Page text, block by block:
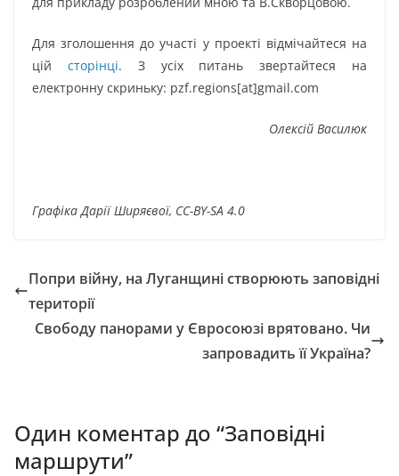
Для зголошення до участі у проекті відмічайтеся на
цій сторінці. З усіх питань звертайтеся на
електронну скриньку: pzf.regions[at]gmail.com
Олексій Василюк
Графіка Дарії Ширяєвої, CC-BY-SA 4.0
Попри війну, на Луганщині створюють заповідні
території
Свободу панорами у Євросоюзі врятовано. Чи
запровадить її Україна?
Один коментар до “Заповідні
маршрути”